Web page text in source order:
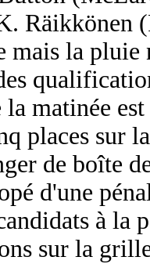
Räikkönen
mais la pluie
la matinée
places sur
de boîte
d'une
à la
sur la